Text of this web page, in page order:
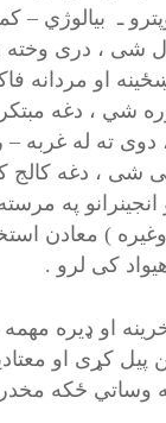
شی ، دری وخته
او مردانه
شي ، دغه
ته له غربه –
شی ، دغه کالج
انجینرانو په
وغیره ) معادن
کی لرو .
او ډیره
پیل کړی او
وساتي ځکه